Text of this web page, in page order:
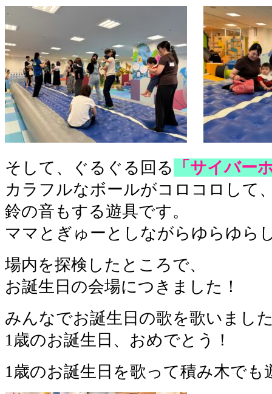
そして、ぐるぐる回る
「サイバー
カラフルなボールがコロコロして
鈴の音もする遊具です。
ママとぎゅーとしながらゆらゆら
場内を探検したところで、
お誕生日の会場につきました！
みんなでお誕生日の歌を歌いまし
1歳のお誕生日、おめでとう！
1歳のお誕生日を歌って積み木でも